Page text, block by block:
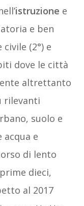
istruzione e
e ben
(2°) e
dove le città
altrettanto
rilevanti
suolo e
e
di lento
dieci,
al 2017